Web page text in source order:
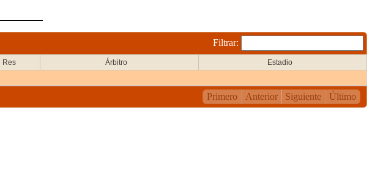
Filtrar:
Res Árbitro Estadio
Primero Anterior Siguiente Último